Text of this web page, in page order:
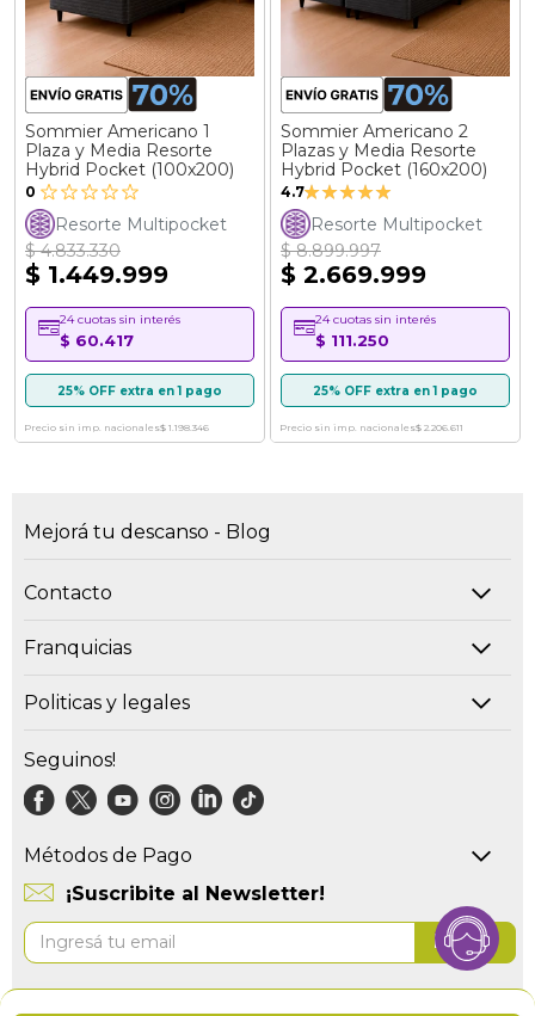
Sommier Americano 1
Plaza y Media Resorte
Hybrid Pocket (100x200)
0
Resorte Multipocket
$ 4.833.330
$ 1.449.999
24 cuotas sin interés
$ 60.417
25% OFF extra en 1 pago
Precio sin imp. nacionales$ 1.198.346
Sommier Americano 2
Plazas y Media Resorte
Hybrid Pocket (160x200)
Valoración:
93%
4.7
Resorte Multipocket
$ 8.899.997
$ 2.669.999
24 cuotas sin interés
$ 111.250
25% OFF extra en 1 pago
Precio sin imp. nacionales$ 2.206.611
Mejorá tu descanso - Blog
Contacto
Franquicias
Politicas y legales
¡Suscribite al Newsletter!
Suscríbase
al
Enviar
Seguinos!
Métodos de Pago